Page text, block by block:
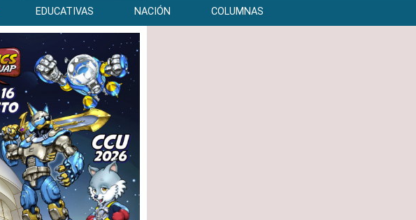
EDUCATIVAS NACIÓN COLUMNAS